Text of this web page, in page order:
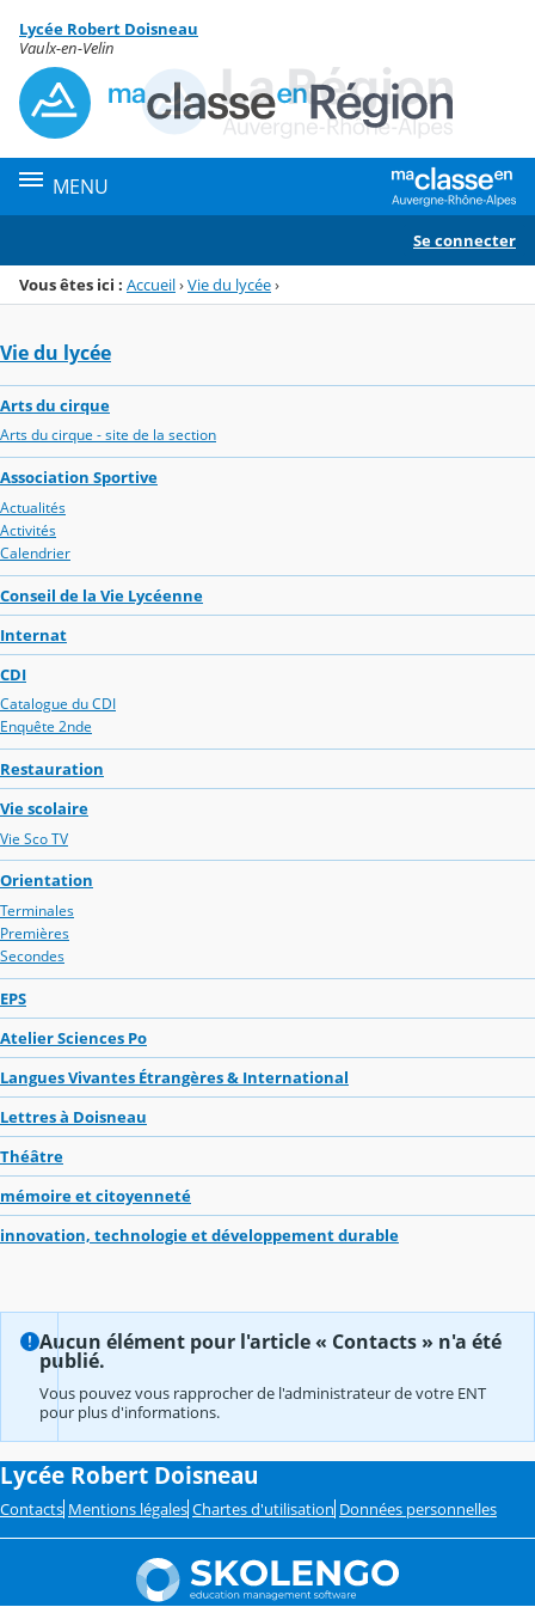
Menu de la rubrique
Contenu
Lycée Robert Doisneau
Vaulx-en-Velin
MENU
Se connecter
Vous êtes ici : Accueil›Vie du lycée›
Vie du lycée
Arts du cirque
Arts du cirque - site de la section
Association Sportive
Actualités
Activités
Calendrier
Conseil de la Vie Lycéenne
Internat
CDI
Catalogue du CDI
Enquête 2nde
Restauration
Vie scolaire
Vie Sco TV
Orientation
Terminales
Premières
Secondes
EPS
Atelier Sciences Po
Langues Vivantes Étrangères & International
Lettres à Doisneau
Théâtre
mémoire et citoyenneté
innovation, technologie et développement durable
Aucun élément pour l'article « Contacts » n'a été
publié.
Vous pouvez vous rapprocher de l'administrateur de votre ENT
pour plus d'informations.
Lycée Robert Doisneau
Contacts Mentions légales Chartes d'utilisation Données personnelles